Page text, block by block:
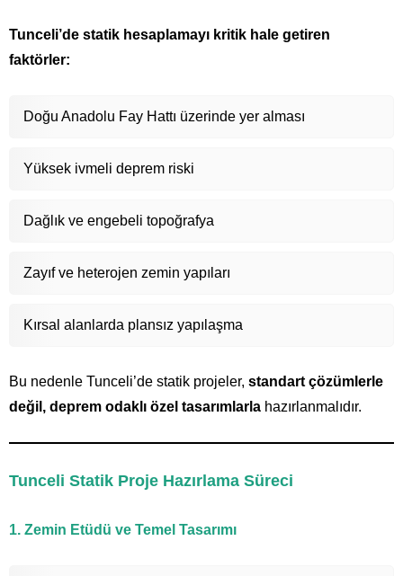
Tunceli’de statik hesaplamayı kritik hale getiren
faktörler:
Doğu Anadolu Fay Hattı üzerinde yer alması
Yüksek ivmeli deprem riski
Dağlık ve engebeli topoğrafya
Zayıf ve heterojen zemin yapıları
Kırsal alanlarda plansız yapılaşma
Bu nedenle Tunceli’de statik projeler, standart çözümlerle
değil, deprem odaklı özel tasarımlarla hazırlanmalıdır.
Tunceli Statik Proje Hazırlama Süreci
1. Zemin Etüdü ve Temel Tasarımı